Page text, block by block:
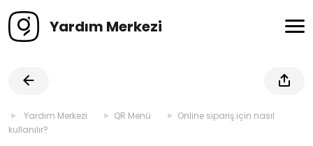
Yardım Merkezi
Yardım Merkezi QR Menü
Online sipariş için nasıl
kullanılır?